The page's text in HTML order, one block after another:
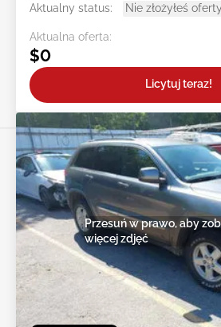
Aktualny status:
Nie złożyłeś oferty
Aktualna oferta:
$0
Licytuj teraz!
Przesuń w prawo, aby
więcej zdjęć